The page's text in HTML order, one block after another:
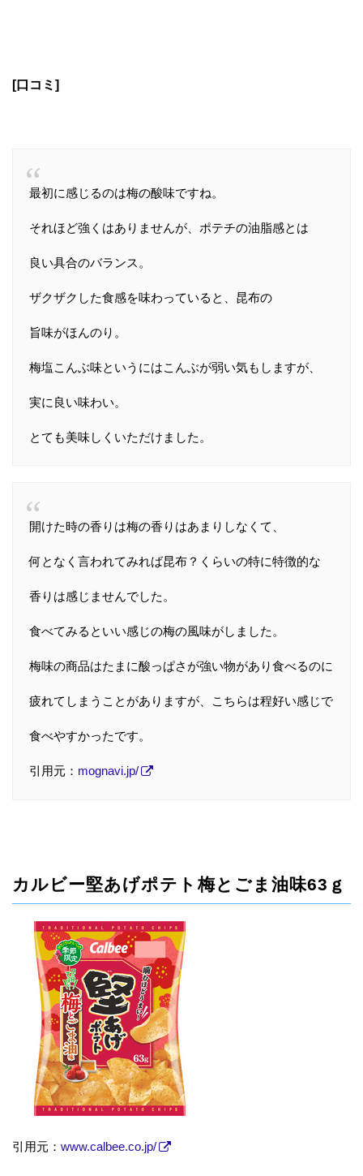
[口コミ]
最初に感じるのは梅の酸味ですね。
それほど強くはありませんが、ポテチの油脂感とは
良い具合のバランス。
ザクザクした食感を味わっていると、昆布の
旨味がほんのり。
梅塩こんぶ味というにはこんぶが弱い気もしますが、
実に良い味わい。
とても美味しくいただけました。
開けた時の香りは梅の香りはあまりしなくて、
何となく言われてみれば昆布？くらいの特に特徴的な
香りは感じませんでした。
食べてみるといい感じの梅の風味がしました。
梅味の商品はたまに酸っぱさが強い物があり食べるのに
疲れてしまうことがありますが、こちらは程好い感じで
食べやすかったです。
引用元： mognavi.jp/
カルビー堅あげポテト梅とごま油味63ｇ
引用元： www.calbee.co.jp/